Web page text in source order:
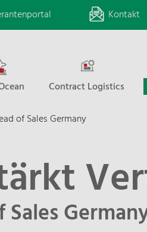
Kontakt
Contract Logistics
of Sales Germany